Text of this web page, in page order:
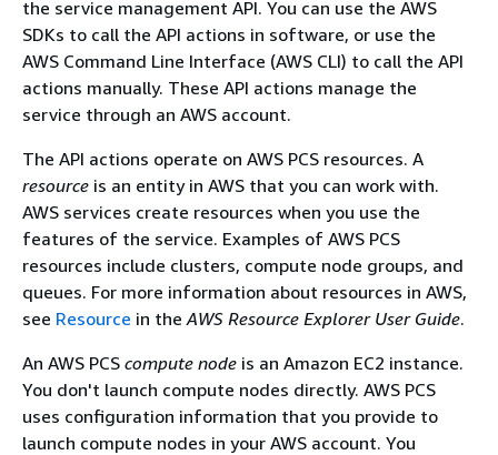
the service management API. You can use the AWS
SDKs to call the API actions in software, or use the
AWS Command Line Interface (AWS CLI) to call the API
actions manually. These API actions manage the
service through an AWS account.
The API actions operate on AWS PCS resources. A
resource is an entity in AWS that you can work with.
AWS services create resources when you use the
features of the service. Examples of AWS PCS
resources include clusters, compute node groups, and
queues. For more information about resources in AWS,
see Resource in theAWS Resource Explorer User Guide.
An AWS PCS compute node is an Amazon EC2 instance.
You don't launch compute nodes directly. AWS PCS
uses configuration information that you provide to
launch compute nodes in your AWS account. You